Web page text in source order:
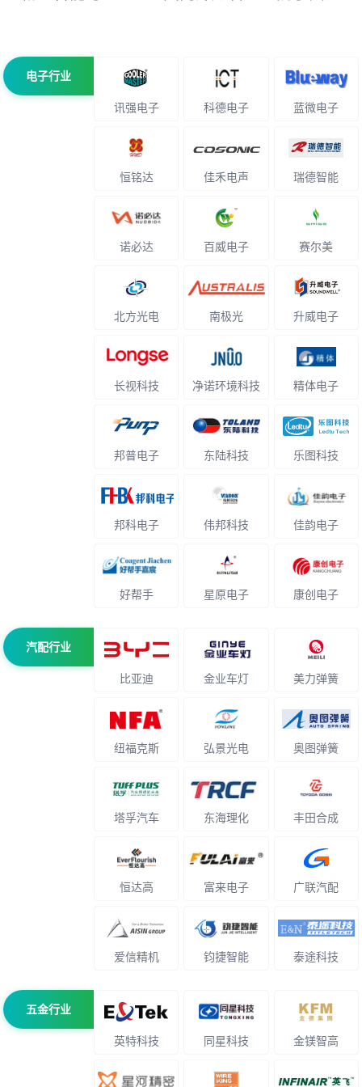
电子行业
讯强电子 科德电子 蓝微电子
恒铭达 佳禾电声 瑞德智能
诺必达 百威电子 赛尔美
北方光电 南极光 升威电子
长视科技 净诺环境科技 精体电子
邦普电子 东陆科技 乐图科技
邦科电子 伟邦科技 佳韵电子
好帮手 星原电子 康创电子
汽配行业
比亚迪 金业车灯 美力弹簧
纽福克斯 弘景光电 奥图弹簧
塔孚汽车 东海理化 丰田合成
恒达高 富来电子 广联汽配
爱信精机 钧捷智能 泰途科技
五金行业
英特科技 同星科技 金镁智高